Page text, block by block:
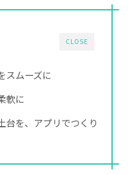
CLOSE
スムーズに
軟に
台を、アプリでつくり